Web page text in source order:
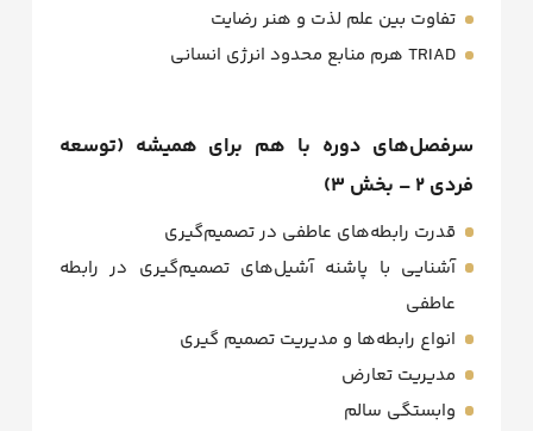
تفاوت بین علم لذت و هنر رضایت
TRIAD هرم منابع محدود انرژی انسانی
سرفصل‌های دوره با هم برای همیشه (توسعه
فردی ۲ – بخش ۳)
قدرت رابطه‌های عاطفی در تصمیم‌گیری
آشنایی با پاشنه آشیل‌های تصمیم‌گیری در رابطه
عاطفی
انواع رابطه‌ها و مدیریت تصمیم گیری
مدیریت تعارض
وابستگی سالم